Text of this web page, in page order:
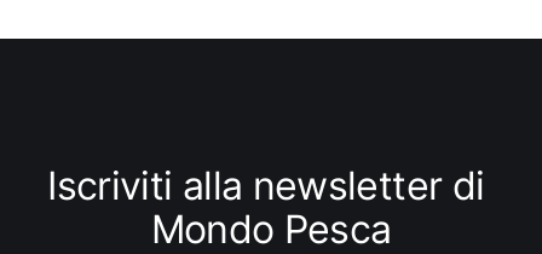
Iscriviti alla newsletter di
Mondo Pesca